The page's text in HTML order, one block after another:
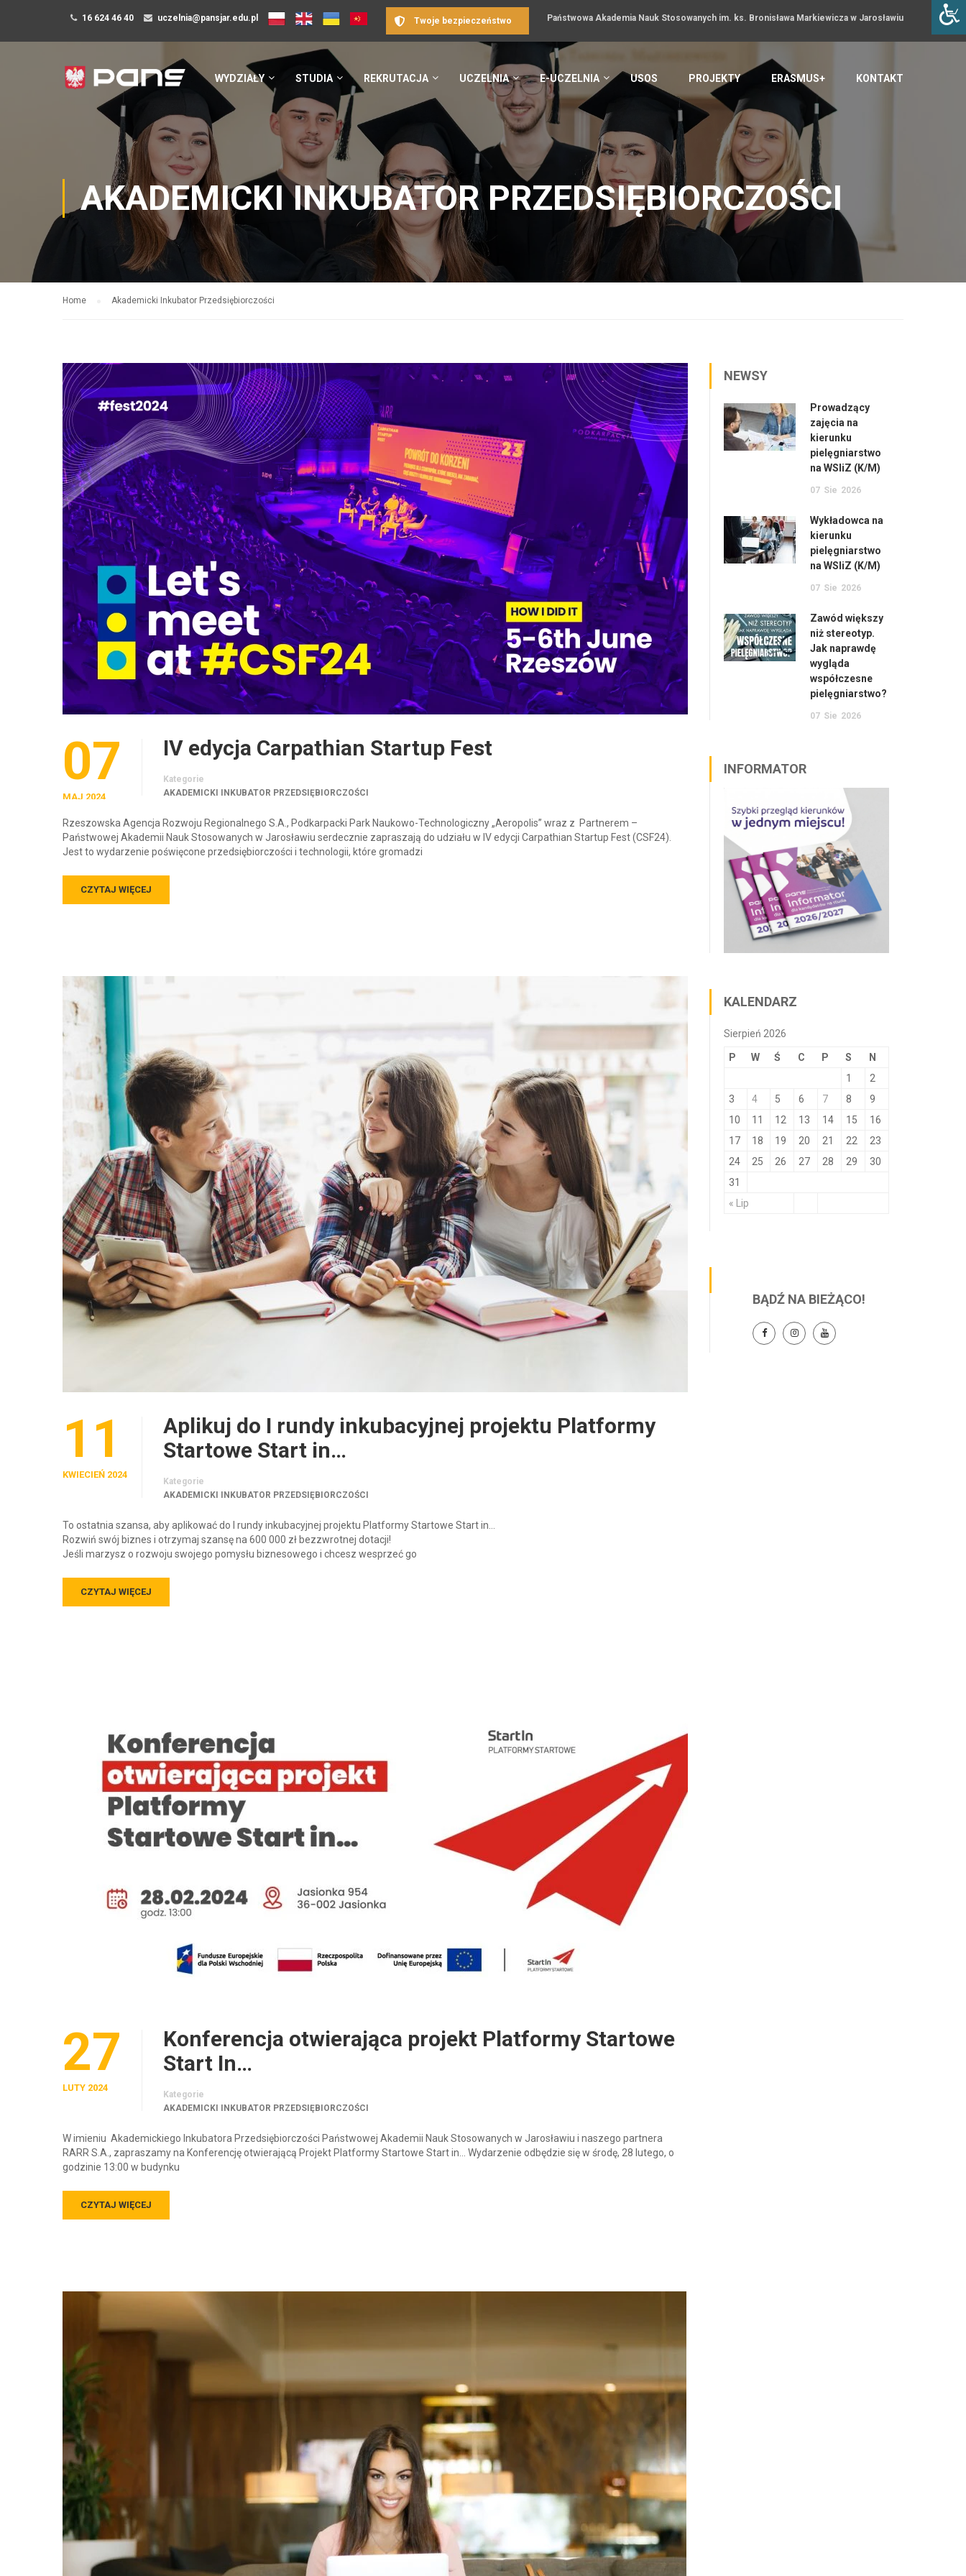
16 624 46 40 uczelnia@pansjar.edu.pl Państwowa Akademia Nauk Stosowanych im. ks. Bronisława Markiewicza w Jarosławiu
Twoje bezpieczeństwo
WYDZIAŁY STUDIA REKRUTACJA UCZELNIA E-UCZELNIA USOS PROJEKTY ERASMUS+ KONTAKT
AKADEMICKI INKUBATOR PRZEDSIĘBIORCZOŚCI
Home Akademicki Inkubator Przedsiębiorczości
07
MAJ 2024
IV edycja Carpathian Startup Fest
Kategorie
AKADEMICKI INKUBATOR PRZEDSIĘBIORCZOŚCI
Rzeszowska Agencja Rozwoju Regionalnego S.A., Podkarpacki Park Naukowo-Technologiczny „Aeropolis” wraz z Partnerem –
Państwowej Akademii Nauk Stosowanych w Jarosławiu serdecznie zapraszają do udziału w IV edycji Carpathian Startup Fest (CSF24).
Jest to wydarzenie poświęcone przedsiębiorczości i technologii, które gromadzi
CZYTAJ WIĘCEJ
11
KWIECIEŃ 2024
Aplikuj do I rundy inkubacyjnej projektu Platformy
Startowe Start in…
Kategorie
AKADEMICKI INKUBATOR PRZEDSIĘBIORCZOŚCI
To ostatnia szansa, aby aplikować do I rundy inkubacyjnej projektu Platformy Startowe Start in…
Rozwiń swój biznes i otrzymaj szansę na 600 000 zł bezzwrotnej dotacji!
Jeśli marzysz o rozwoju swojego pomysłu biznesowego i chcesz wesprzeć go
CZYTAJ WIĘCEJ
27
LUTY 2024
Konferencja otwierająca projekt Platformy Startowe
Start In…
Kategorie
AKADEMICKI INKUBATOR PRZEDSIĘBIORCZOŚCI
W imieniu Akademickiego Inkubatora Przedsiębiorczości Państwowej Akademii Nauk Stosowanych w Jarosławiu i naszego partnera
RARR S.A., zapraszamy na Konferencję otwierającą Projekt Platformy Startowe Start in… Wydarzenie odbędzie się w środę, 28 lutego, o
godzinie 13:00 w budynku
CZYTAJ WIĘCEJ
NEWSY
Prowadzący
zajęcia na
kierunku
pielęgniarstwo
na WSIiZ (K/M)
07 Sie 2026
Wykładowca na
kierunku
pielęgniarstwo
na WSIiZ (K/M)
07 Sie 2026
Zawód większy
niż stereotyp.
Jak naprawdę
wygląda
współczesne
pielęgniarstwo?
07 Sie 2026
INFORMATOR
KALENDARZ
Sierpień 2026
P W Ś C P S N
« Lip
1
2
3
4 5 6 7 8
9
10
11 12 13 14 15
16
17
18 19 20 21 22
23
24
25 26 27 28 29
30
31
BĄDŹ NA BIEŻĄCO!